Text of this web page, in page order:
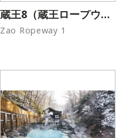
蔵王8（蔵王ロープウェイ）
Zao Ropeway 1